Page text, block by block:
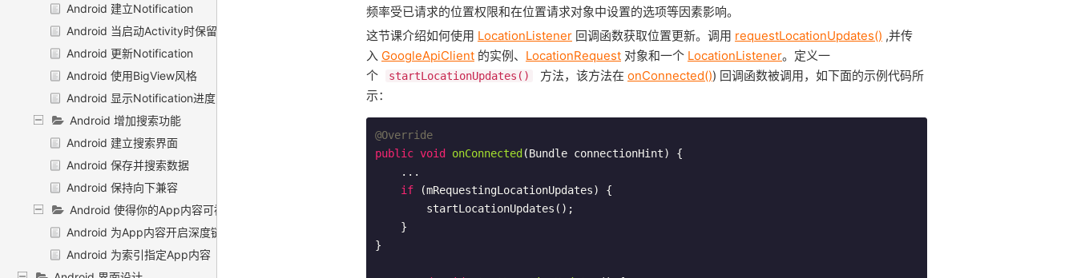
Android 建立Notification
Android 当启动Activity时保留导航
Android 更新Notification
Android 使用BigView风格
Android 显示Notification进度
Android 增加搜索功能
Android 建立搜索界面
Android 保存并搜索数据
Android 保持向下兼容
Android 使得你的App内容可被Google搜索
Android 为App内容开启深度链接
Android 为索引指定App内容
频率受已请求的位置权限和在位置请求对象中设置的选项等因素影响。
这节课介绍如何使用 LocationListener 回调函数获取位置更新。调用 requestLocationUpdates() ,并传
入 GoogleApiClient 的实例、 LocationRequest 对象和一个 LocationListener。定义一
个
startLocationUpdates() 方法，该方法在 onConnected()) 回调函数被调用，如下面的示例代码所
示：
@Override
public void onConnected (Bundle connectionHint)
{
if (mRequestingLocationUpdates) {
}